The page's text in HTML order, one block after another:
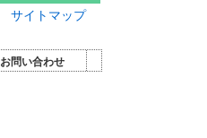
サイトマップ
お問い合わせ